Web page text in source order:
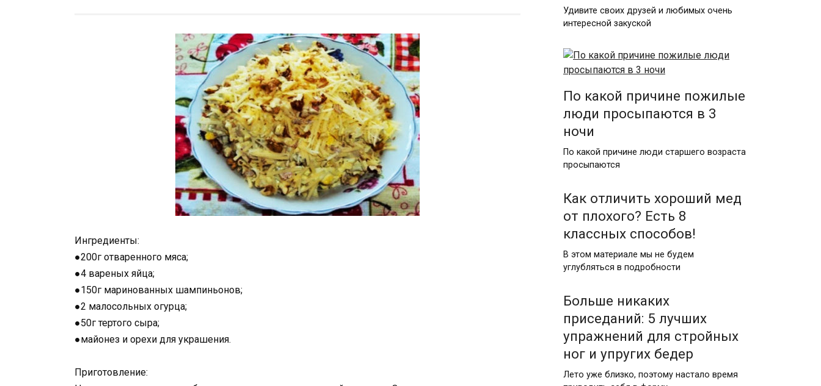
Ингредиенты:
●200г отваренного мяса;
●4 вареных яйца;
●150г маринованных шампиньонов;
●2 малосольных огурца;
●50г тертого сыра;
●майонез и орехи для украшения.
Приготовление:
Удивите своих друзей и любимых очень
интересной закуской
По какой причине пожилые
люди просыпаются в 3
ночи
По какой причине люди старшего возраста
просыпаются
Как отличить хороший мед
от плохого? Есть 8
классных способов!
В этом материале мы не будем
углубляться в подробности
Больше никаких
приседаний: 5 лучших
упражнений для стройных
ног и упругих бедер
Лето уже близко, поэтому настало время